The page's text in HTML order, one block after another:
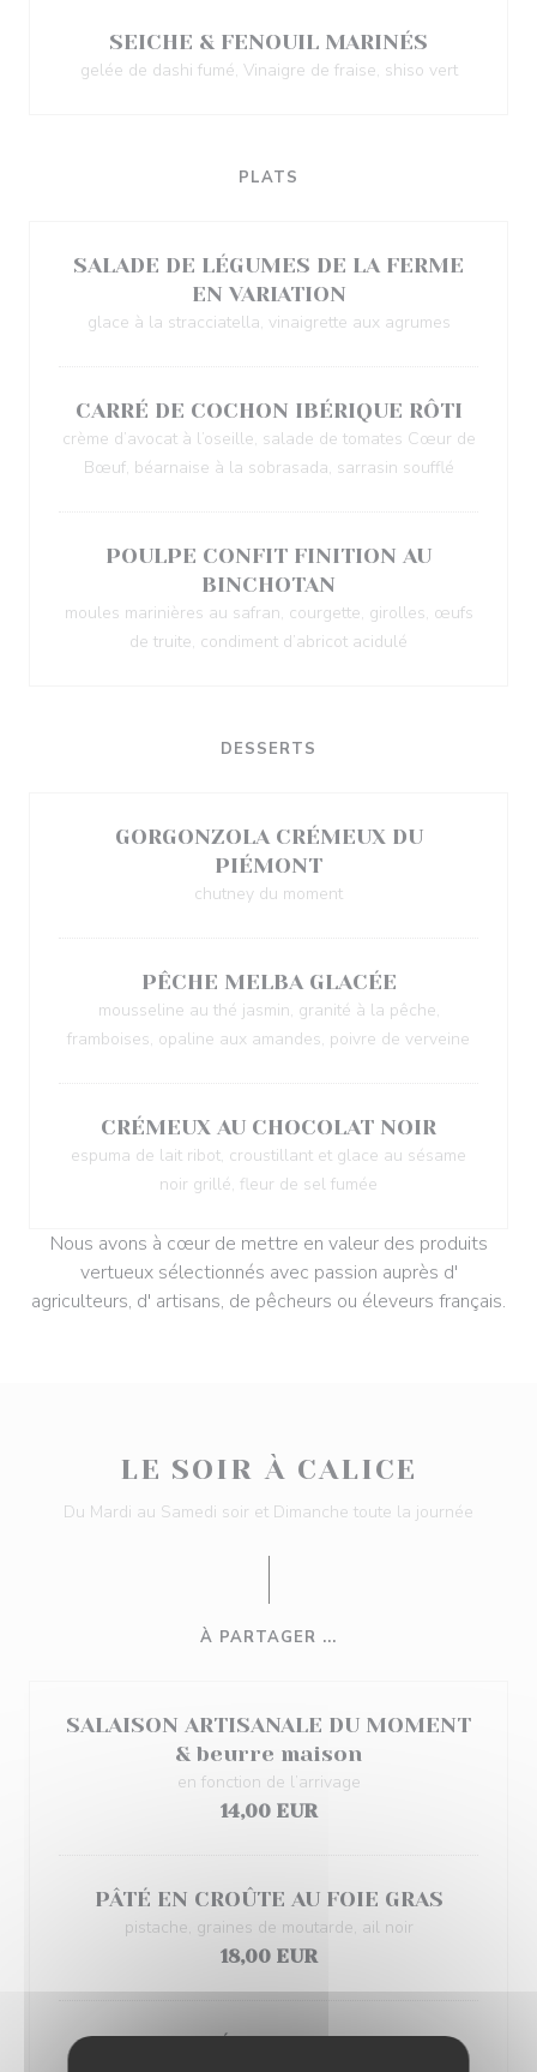
SEICHE & FENOUIL MARINÉS
gelée de dashi fumé, Vinaigre de fraise, shiso vert
PLATS
SALADE DE LÉGUMES DE LA FERME
EN VARIATION
glace à la stracciatella, vinaigrette aux agrumes
CARRÉ DE COCHON IBÉRIQUE RÔTI
crème d’avocat à l’oseille, salade de tomates Cœur de
Bœuf, béarnaise à la sobrasada, sarrasin soufflé
POULPE CONFIT FINITION AU
BINCHOTAN
moules marinières au safran, courgette, girolles, œufs
de truite, condiment d’abricot acidulé
DESSERTS
GORGONZOLA CRÉMEUX DU
PIÉMONT
chutney du moment
PÊCHE MELBA GLACÉE
mousseline au thé jasmin, granité à la pêche,
framboises, opaline aux amandes, poivre de verveine
CRÉMEUX AU CHOCOLAT NOIR
espuma de lait ribot, croustillant et glace au sésame
noir grillé, fleur de sel fumée
Nous avons à cœur de mettre en valeur des produits
vertueux sélectionnés avec passion auprès d'
agriculteurs, d' artisans, de pêcheurs ou éleveurs français.
LE SOIR À CALICE
Du Mardi au Samedi soir et Dimanche toute la journée
À PARTAGER ...
SALAISON ARTISANALE DU MOMENT
& beurre maison
en fonction de l’arrivage
14,00 EUR
PÂTÉ EN CROÛTE AU FOIE GRAS
pistache, graines de moutarde, ail noir
18,00 EUR